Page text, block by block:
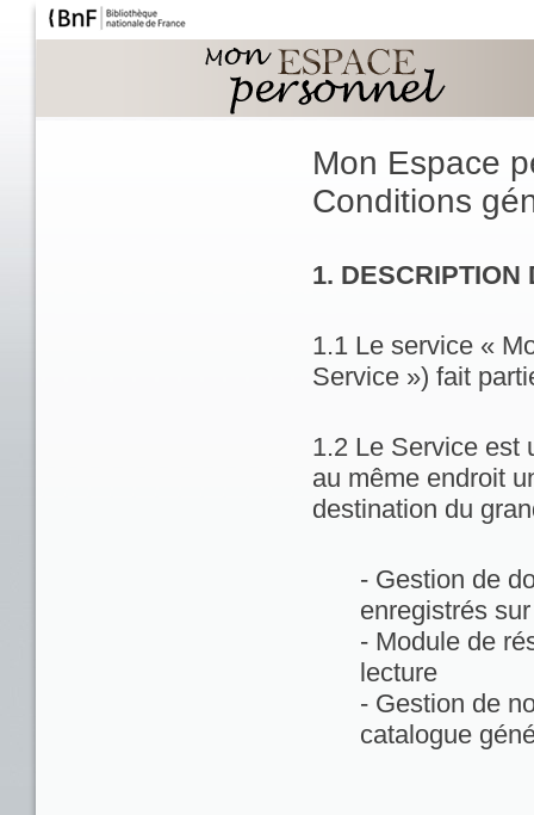
Mon Espace
Conditions
1. DESCRIPTION
1.1 Le service «
Service ») fait
1.2 Le Service est
au même endroit
destination du
- Gestion de
enregistrés
- Module de
lecture
- Gestion de
catalogue